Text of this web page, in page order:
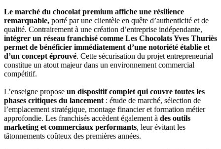
Le marché du chocolat premium affiche une résilience
remarquable, porté par une clientèle en quête d’authenticité et de
qualité. Contrairement à une création d’entreprise indépendante,
intégrer un réseau franchisé comme Les Chocolats Yves Thuriès
permet de bénéficier immédiatement d’une notoriété établie et
d’un concept éprouvé. Cette sécurisation du projet entrepreneurial
constitue un atout majeur dans un environnement commercial
compétitif.
L’enseigne propose un dispositif complet qui couvre toutes les
phases critiques du lancement : étude de marché, sélection de
l’emplacement stratégique, montage financier et formation métier
approfondie. Les franchisés accèdent également à des outils
marketing et commerciaux performants, leur évitant les
tâtonnements coûteux des premières années.